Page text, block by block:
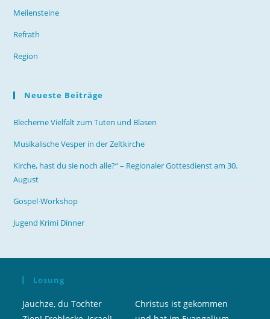
Meilensteine
Refrath
Region
Neueste Beiträge
Blecherne Vielfalt zum Tuten und Blasen
Musikalische Vesper in der Zeltkirche
Kirche, hast du sie noch alle?“ – Regionaler Gottesdienst am 30.
August
Gospel-Workshop
Jugend Krimi Dinner
Losung
Jauchze, du Tochter
Christus ist gekommen